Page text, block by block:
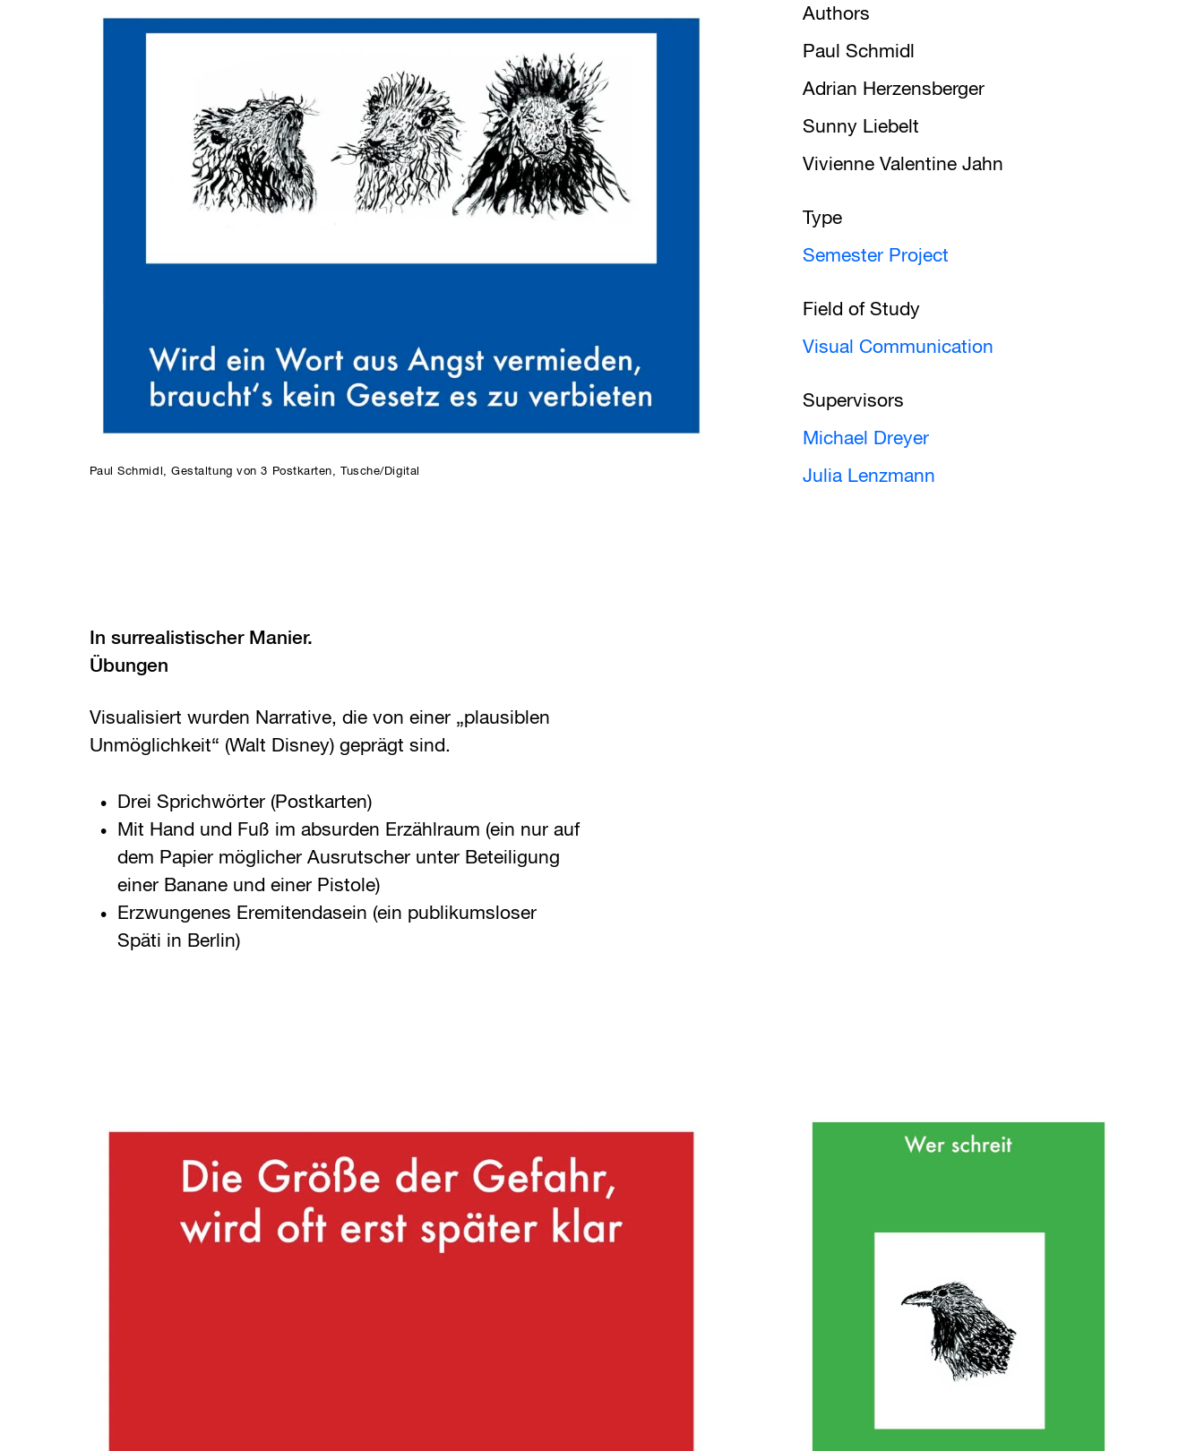
Authors
Paul Schmidl
Adrian Herzensberger
Sunny Liebelt
Vivienne Valentine Jahn
Type
Semester Project
Field of Study
Visual Communication
Supervisors
Michael Dreyer
Julia Lenzmann
Paul Schmidl, Gestaltung von 3 Postkarten, Tusche/Digital
In surrealistischer Manier.
Übungen
Visualisiert wurden Narrative, die von einer „plausiblen
Unmöglichkeit“ (Walt Disney) geprägt sind.
Drei Sprichwörter (Postkarten)
Mit Hand und Fuß im absurden Erzählraum (ein nur auf
dem Papier möglicher Ausrutscher unter Beteiligung
einer Banane und einer Pistole)
Erzwungenes Eremitendasein (ein publikumsloser
Späti in Berlin)